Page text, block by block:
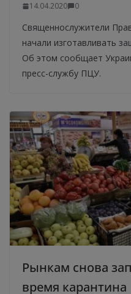
14.04.2020 0
Священнослужители
начали изготавливать
Об этом сообщает
пресс-службу ПЦУ.
Рынкам снова
время карантина